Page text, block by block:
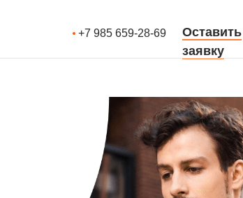
Оставить
заявку
+7 985 659-28-69